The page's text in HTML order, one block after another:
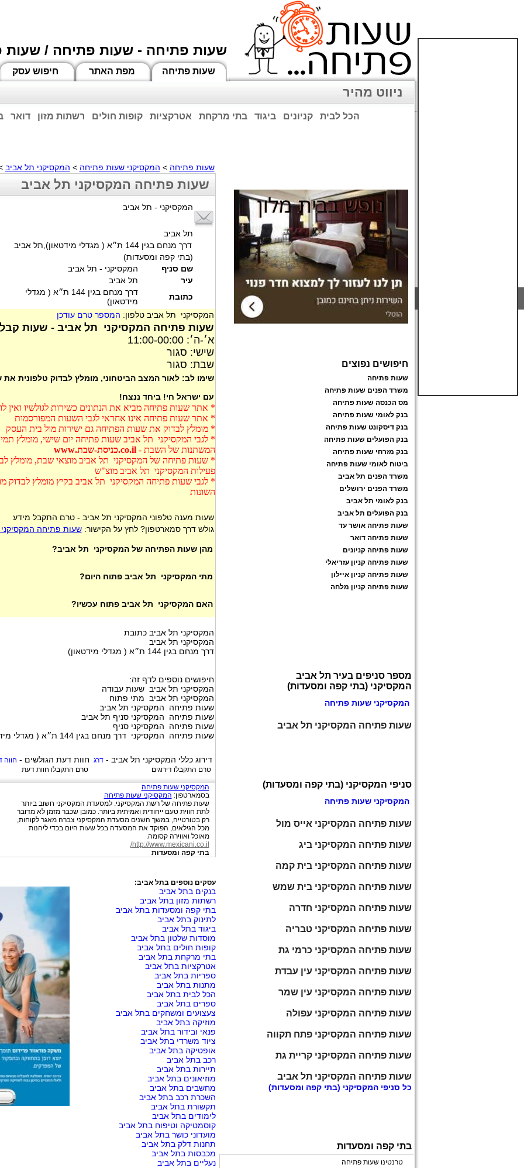
שעות פתיחה - שעות פתיחה / שעות
חיפוש עסק מפת האתר שעות פתיחה
ניווט מהיר
דואר רשתות מזון קופות חולים אטרקציות בתי מרקחת ביגוד קניונים הכל לבית
שעות פתיחה > המקסיקני שעות פתיחה > המקסיקני תל אביב
שעות פתיחה המקסיקני תל אביב
המקסיקני - תל אביב
תל אביב
דרך מנחם בגין 144 ת״א ( מגדלי מידטאון),תל אביב
(בתי קפה ומסעדות)
שם סניף
המקסיקני - תל אביב
עיר
תל אביב
כתובת
דרך מנחם בגין 144 ת״א ( מגדלי
מידטאון)
המקסיקני תל אביב טלפון: המספר טרם עודכן
שעות פתיחה המקסיקני תל אביב - שעות
א׳-ה׳: 11:00-00:00
שישי: סגור
שבת: סגור
שימו לב: לאור המצב הביטחוני, מומלץ לבדוק טלפונית
עם ישראל חי! ביחד ננצח!
* אתר שעות פתיחה מביא את הנתונים כשירות לגולשיו
* אתר שעות פתיחה אינו אחראי לגבי השעות המפורסמות
* מומלץ לבדוק את שעות הפתיחה גם ישירות מול בית העסק
* לגבי המקסיקני תל אביב שעות פתיחה יום שישי, מומלץ
המשתנות של השבת -co.il.כניסת-שבת.www
* שעות פתיחה של המקסיקני תל אביב מוצאי שבת, מומלץ
פעילות המקסיקני תל אביב מוצ"ש
* לגבי שעות פתיחה המקסיקני תל אביב בקיץ מומלץ לבדוק
השונות
שעות מענה טלפוני המקסיקני תל אביב - טרם התקבל מידע
גולש דרך סמארטפון? לחץ על הקישור:שעות פתיחה
מהן שעות הפתיחה של המקסיקני תל אביב?
מתי המקסיקני תל אביב פתוח היום?
האם המקסיקני תל אביב פתוח עכשיו?
המקסיקני תל אביב כתובת
המקסיקני תל אביב
דרך מנחם בגין 144 ת״א ( מגדלי מידטאון)
חיפושים נוספים לדף זה:
המקסיקני תל אביב שעות עבודה
המקסיקני תל אביב מתי פתוח
שעות פתיחה המקסיקני תל אביב
שעות פתיחה המקסיקני סניף תל אביב
שעות פתיחה המקסיקני סניף
שעות פתיחה המקסיקני דרך מנחם בגין 144 ת״א ( מגדלי מידטאון)
חוות דעת הגולשים - חווה
טרם התקבלו חוות דעת
דירוג כללי המקסיקני תל אביב -דרג
טרם התקבלו דירוגים
המקסיקני שעות פתיחה
בסמארטפון: המקסיקני שעות פתיחה
שעות פתיחה של רשת המקסיקני. למסעדת המקסיקני חשוב ביותר
לתת חווית טעם ייחודית ואמיתית ביותר. כמובן שכבר מזמן לא מדובר
רק בטורטייה, במשך השנים מסעדת המקסיקני צברה מאגר לקוחות,
מכל הגילאים, הפוקד את המסעדה בכל שעות היום בכדי ליהנות
מאוכל ואווירה קסומה.
http://www.mexicani.co.il/
בתי קפה ומסעדות
עסקים נוספים בתל אביב:
בנקים בתל אביב
רשתות מזון בתל אביב
בתי קפה ומסעדות בתל אביב
לתינוק בתל אביב
ביגוד בתל אביב
מוסדות שלטון בתל אביב
קופות חולים בתל אביב
בתי מרקחת בתל אביב
אטרקציות בתל אביב
ספריות בתל אביב
מתנות בתל אביב
הכל לבית בתל אביב
ספרים בתל אביב
צעצועים ומשחקים בתל אביב
מוזיקה בתל אביב
פנאי ובידור בתל אביב
ציוד משרדי בתל אביב
אופטיקה בתל אביב
רכב בתל אביב
תיירות בתל אביב
מוזיאונים בתל אביב
מחשבים בתל אביב
השכרת רכב בתל אביב
תקשורת בתל אביב
לימודים בתל אביב
קוסמטיקה וטיפוח בתל אביב
מועדוני כושר בתל אביב
תחנות דלק בתל אביב
מכבסות בתל אביב
נעליים בתל אביב
חיפושים נפוצים
שעות פתיחה
משרד הפנים שעות פתיחה
מס הכנסה שעות פתיחה
בנק לאומי שעות פתיחה
בנק דיסקונט שעות פתיחה
בנק הפועלים שעות פתיחה
בנק מזרחי שעות פתיחה
ביטוח לאומי שעות פתיחה
משרד הפנים תל אביב
משרד הפנים ירושלים
בנק לאומי תל אביב
בנק הפועלים תל אביב
שעות פתיחה אושר עד
שעות פתיחה דואר
שעות פתיחה קניונים
שעות פתיחה קניון עזריאלי
שעות פתיחה קניון איילון
שעות פתיחה קניון מלחה
מספר סניפים בעיר תל אביב
המקסיקני (בתי קפה ומסעדות)
המקסיקני שעות פתיחה
שעות פתיחה המקסיקני תל אביב
סניפי המקסיקני (בתי קפה ומסעדות)
המקסיקני שעות פתיחה
שעות פתיחה המקסיקני אייס מול
שעות פתיחה המקסיקני ביג
שעות פתיחה המקסיקני בית קמה
שעות פתיחה המקסיקני בית שמש
שעות פתיחה המקסיקני חדרה
שעות פתיחה המקסיקני טבריה
שעות פתיחה המקסיקני כרמי גת
שעות פתיחה המקסיקני עין עבדת
שעות פתיחה המקסיקני עין שמר
שעות פתיחה המקסיקני עפולה
שעות פתיחה המקסיקני פתח תקווה
שעות פתיחה המקסיקני קריית גת
שעות פתיחה המקסיקני תל אביב
כל סניפי המקסיקני (בתי קפה ומסעדות)
בתי קפה ומסעדות
טרנטינו שעות פתיחה